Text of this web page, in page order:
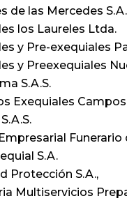
de las Mercedes
los Laureles Ltda.
y Pre-exequiales
y Preexequiales
S.A.S.
Exequiales
S.A.
Protección S.A.,
Multiservicios